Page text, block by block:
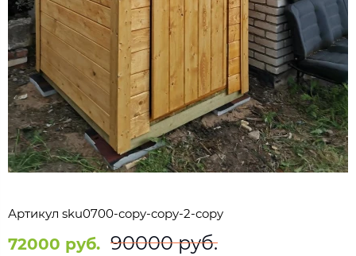
Артикул sku0700-copy-copy-2-copy
72000 руб. 90000 руб.